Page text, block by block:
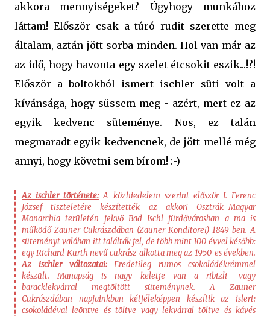
akkora mennyiségeket? Úgyhogy munkához
láttam! Először csak a túró rudit szerette meg
általam, aztán jött sorba minden. Hol van már az
az idő, hogy havonta egy szelet étcsokit eszik...!?!
Először a boltokból ismert ischler süti volt a
kívánsága, hogy süssem meg - azért, mert ez az
egyik kedvenc süteménye. Nos, ez talán
megmaradt egyik kedvencnek, de jött mellé még
annyi, hogy követni sem bírom! :-)
Az ischler története: A közhiedelem szerint először I. Ferenc
József tiszteletére készítették az akkori Osztrák–Magyar
Monarchia területén fekvő Bad Ischl fürdővárosban a ma is
működő Zauner Cukrászdában (Zauner Konditorei) 1849-ben. A
süteményt valóban itt találták fel, de több mint 100 évvel később:
egy Richard Kurth nevű cukrász alkotta meg az 1950-es években.
Az ischler változatai:Eredetileg rumos csokoládékrémmel
készült. Manapság is nagy keletje van a ribizli- vagy
baracklekvárral megtöltött süteménynek. A Zauner
Cukrászdában napjainkban kétféleképpen készítik az islert:
csokoládéval leöntve és töltve vagy lekvárral töltve és kávés